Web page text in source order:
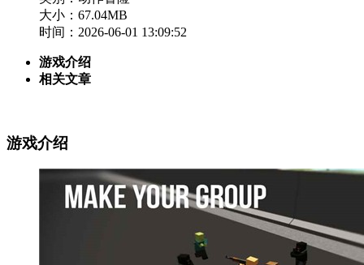
大小：67.04MB
时间：2026-06-01 13:09:52
游戏介绍
相关文章
游戏介绍